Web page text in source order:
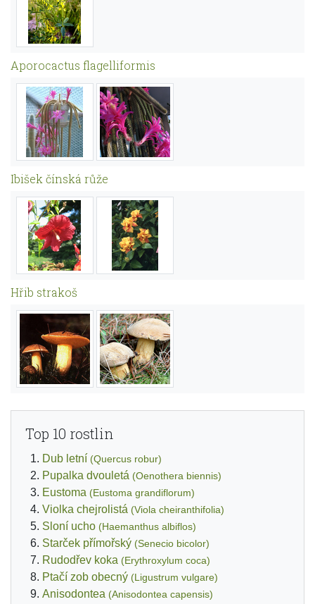
Aporocactus flagelliformis
Ibišek čínská růže
Hřib strakoš
Top 10 rostlin
Dub letní (Quercus robur)
Pupalka dvouletá (Oenothera biennis)
Eustoma (Eustoma grandiflorum)
Violka chejrolistá (Viola cheiranthifolia)
Sloní ucho (Haemanthus albiflos)
Starček přímořský (Senecio bicolor)
Rudodřev koka (Erythroxylum coca)
Ptačí zob obecný (Ligustrum vulgare)
Anisodontea (Anisodontea capensis)